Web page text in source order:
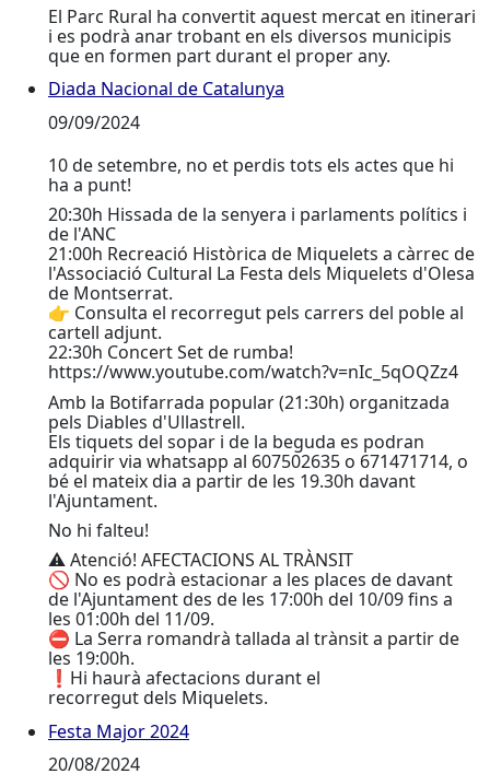
El Parc Rural ha convertit aquest mercat en itinerari
i es podrà anar trobant en els diversos municipis
que en formen part durant el proper any.
Diada Nacional de Catalunya
Diada Nacional de Catalunya
09/09/2024
10 de setembre, no et perdis tots els actes que hi
ha a punt!
20:30h Hissada de la senyera i parlaments polítics i
de l'ANC
21:00h Recreació Històrica de Miquelets a càrrec de
l'Associació Cultural La Festa dels Miquelets d'Olesa
de Montserrat.
👉 Consulta el recorregut pels carrers del poble al
cartell adjunt.
22:30h Concert Set de rumba!
https://www.youtube.com/watch?v=nIc_5qOQZz4
Amb la Botifarrada popular (21:30h) organitzada
pels Diables d'Ullastrell.
Els tiquets del sopar i de la beguda es podran
adquirir via whatsapp al 607502635 o 671471714, o
bé el mateix dia a partir de les 19.30h davant
l'Ajuntament.
No hi falteu!
⚠ Atenció! AFECTACIONS AL TRÀNSIT
🚫 No es podrà estacionar a les places de davant
de l'Ajuntament des de les 17:00h del 10/09 fins a
les 01:00h del 11/09.
⛔ La Serra romandrà tallada al trànsit a partir de
les 19:00h.
❗Hi haurà afectacions durant el
recorregut dels Miquelets.
Festa Major 2024
Festa Major 2024
20/08/2024